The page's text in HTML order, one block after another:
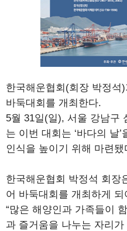
한국해운협회(회장 박정석
바둑대회를 개최한다.
5월 31일(일), 서울 강남구
는 이번 대회는 ‘바다의 날
인식을 높이기 위해 마련됐
한국해운협회 박정석 회장
어 바둑대회를 개최하게
“많은 해양인과 가족들이
과 즐거움을 나누는 자리